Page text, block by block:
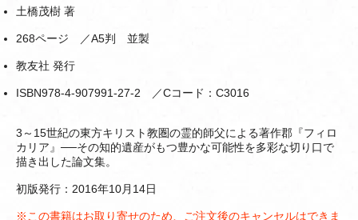
土橋茂樹 著
268ページ ／A5判 並製
教友社 発行
ISBN978-4-907991-27-2 ／Cコード：C3016
3～15世紀の東方キリスト教圏の霊的師父による著作郡『フィロ
カリア』──その知的遺産がもつ豊かな可能性を多彩な切り口で
描き出した論文集。
初版発行：2016年10月14日
※この書籍はお取り寄せのため、ご注文後のキャンセルはできま